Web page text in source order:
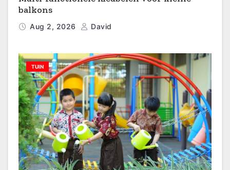
balkons
Aug 2, 2026 David
TUIN